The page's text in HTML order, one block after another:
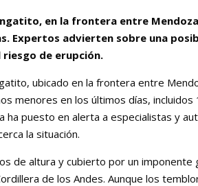
en la frontera entre
Expertos advierten sobre una
riesgo de erupción.
ubicado en la frontera entre
menores en los últimos días,
ha puesto en alerta a especialistas y
la situación.
de altura y cubierto por un
de los Andes. Aunque los